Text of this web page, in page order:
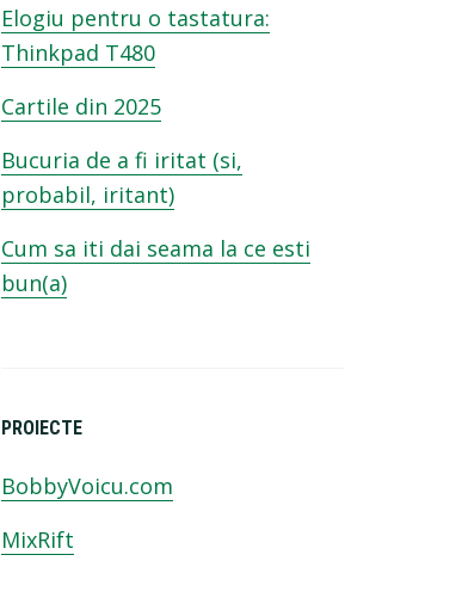
Elogiu pentru o tastatura:
Thinkpad T480
Cartile din 2025
Bucuria de a fi iritat (si,
probabil, iritant)
Cum sa iti dai seama la ce esti
bun(a)
PROIECTE
BobbyVoicu.com
MixRift